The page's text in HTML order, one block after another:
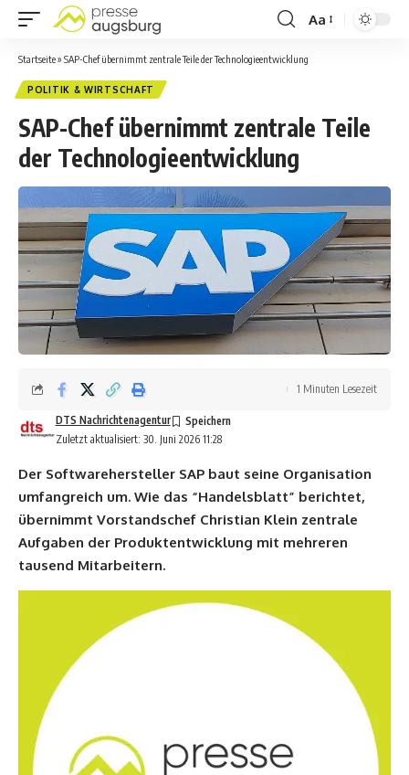
Aa
Startseite» SAP-Chef übernimmt zentrale Teile der Technologieentwicklung
POLITIK & WIRTSCHAFT
SAP-Chef übernimmt zentrale Teile
der Technologieentwicklung
Zuletzt aktualisiert: 30. Juni 2026 11:28
DTS Nachrichtenagentur
1 Minuten Lesezeit
Der Softwarehersteller SAP baut seine Organisation
umfangreich um. Wie das “Handelsblatt” berichtet,
übernimmt Vorstandschef Christian Klein zentrale
Aufgaben der Produktentwicklung mit mehreren
tausend Mitarbeitern.